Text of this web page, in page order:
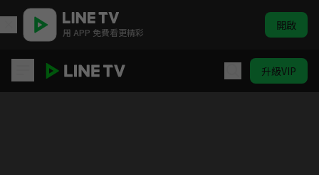
用 APP 免費看更精彩 開啟
升級VIP